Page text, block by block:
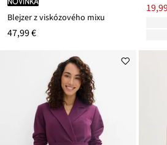
Blejzer z viskózového mixu
47,99 €